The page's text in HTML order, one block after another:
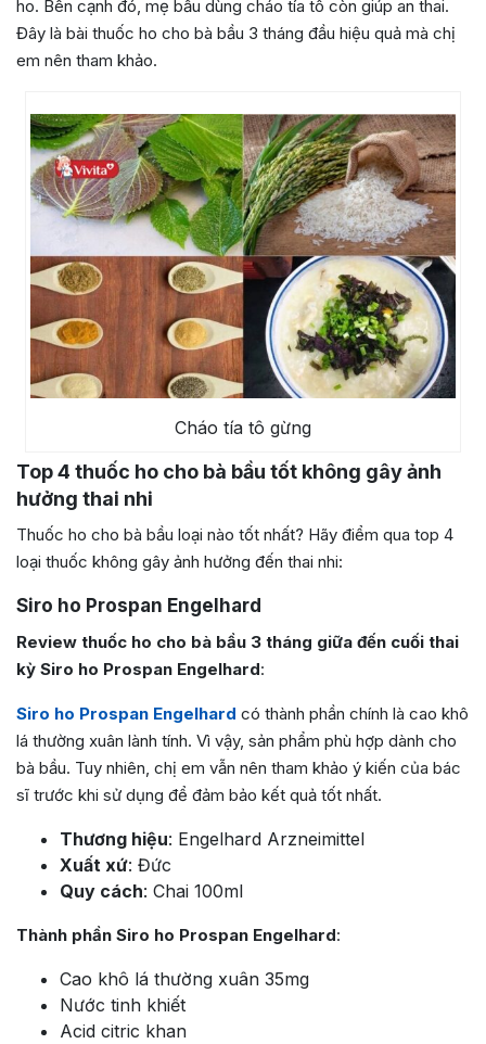
ho. Bên cạnh đó, mẹ bầu dùng cháo tía tô còn giúp an thai.
Đây là bài thuốc ho cho bà bầu 3 tháng đầu hiệu quả mà chị
em nên tham khảo.
Cháo tía tô gừng
Top 4 thuốc ho cho bà bầu tốt không gây ảnh
hưởng thai nhi
Thuốc ho cho bà bầu loại nào tốt nhất? Hãy điểm qua top 4
loại thuốc không gây ảnh hưởng đến thai nhi:
Siro ho Prospan Engelhard
Review thuốc ho cho bà bầu 3 tháng giữa đến cuối thai
kỳ Siro ho Prospan Engelhard:
Siro ho Prospan Engelhard có thành phần chính là cao khô
lá thường xuân lành tính. Vì vậy, sản phẩm phù hợp dành cho
bà bầu. Tuy nhiên, chị em vẫn nên tham khảo ý kiến của bác
sĩ trước khi sử dụng để đảm bảo kết quả tốt nhất.
Thương hiệu: Engelhard Arzneimittel
Xuất xứ: Đức
Quy cách: Chai 100ml
Thành phần Siro ho Prospan Engelhard:
Cao khô lá thường xuân 35mg
Nước tinh khiết
Acid citric khan